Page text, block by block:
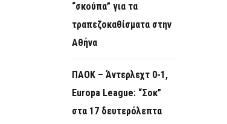
“σκούπα” για τα
τραπεζοκαθίσματα στην
Αθήνα
ΠΑΟΚ – Άντερλεχτ 0-1,
Europa League: “Σοκ”
στα 17 δευτερόλεπτα